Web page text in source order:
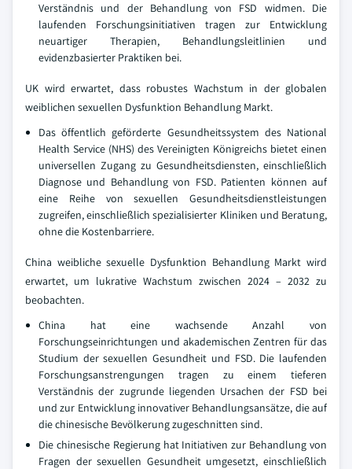
Verständnis und der Behandlung von FSD widmen. Die
laufenden Forschungsinitiativen tragen zur Entwicklung
neuartiger Therapien, Behandlungsleitlinien und
evidenzbasierter Praktiken bei.
UK wird erwartet, dass robustes Wachstum in der globalen
weiblichen sexuellen Dysfunktion Behandlung Markt.
Das öffentlich geförderte Gesundheitssystem des National
Health Service (NHS) des Vereinigten Königreichs bietet einen
universellen Zugang zu Gesundheitsdiensten, einschließlich
Diagnose und Behandlung von FSD. Patienten können auf
eine Reihe von sexuellen Gesundheitsdienstleistungen
zugreifen, einschließlich spezialisierter Kliniken und Beratung,
ohne die Kostenbarriere.
China weibliche sexuelle Dysfunktion Behandlung Markt wird
erwartet, um lukrative Wachstum zwischen 2024 – 2032 zu
beobachten.
China hat eine wachsende Anzahl von
Forschungseinrichtungen und akademischen Zentren für das
Studium der sexuellen Gesundheit und FSD. Die laufenden
Forschungsanstrengungen tragen zu einem tieferen
Verständnis der zugrunde liegenden Ursachen der FSD bei
und zur Entwicklung innovativer Behandlungsansätze, die auf
die chinesische Bevölkerung zugeschnitten sind.
Die chinesische Regierung hat Initiativen zur Behandlung von
Fragen der sexuellen Gesundheit umgesetzt, einschließlich